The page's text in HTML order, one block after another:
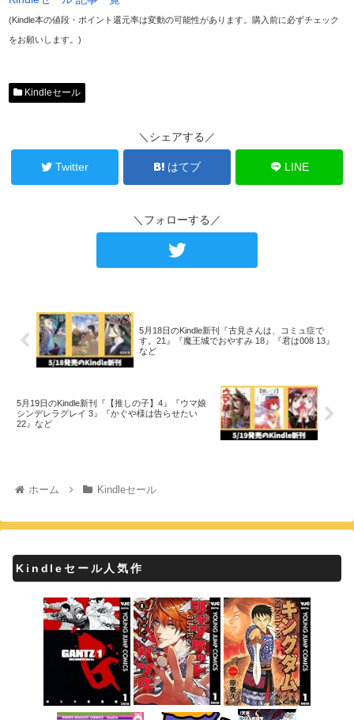
(Kindle本の値段・ポイント還元率は変動の可能性があります。購入前に必ずチェック
をお願いします。)
Kindleセール
＼シェアする／
Twitter はてブ LINE
＼フォローする／
5月18日のKindle新刊『古見さんは、コミュ症で
す。21』『魔王城でおやすみ 18』『君は008 13』
など
5月19日のKindle新刊『【推しの子】4』『ウマ娘
シンデレラグレイ 3』『かぐや様は告らせたい
22』など
ホーム Kindleセール
Kindleセール人気作